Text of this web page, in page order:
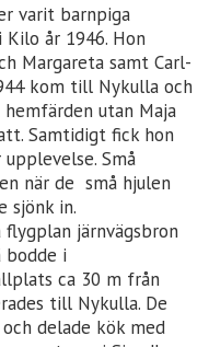
varit barnpiga
år 1946. Hon
Margareta samt Carl-
kom till Nykulla och
utan Maja
Samtidigt fick hon
Små
när de små hjulen
sjönk in.
järnvägsbron
bodde i
ca 30 m från
till Nykulla. De
delade kök med